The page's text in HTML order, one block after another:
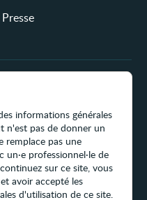
Presse
informations générales
n'est pas de donner un
remplace pas une
un·e professionnel·le de
sur ce site, vous
avoir accepté les
d'utilisation de ce site.